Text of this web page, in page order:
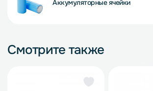
Аккумуляторные ячейки
Смотрите также